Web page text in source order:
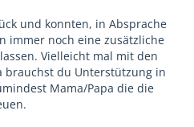
und konnten, in Absprache
immer noch eine zusätzliche
Vielleicht mal mit den
brauchst du Unterstützung in
Mama/Papa die die